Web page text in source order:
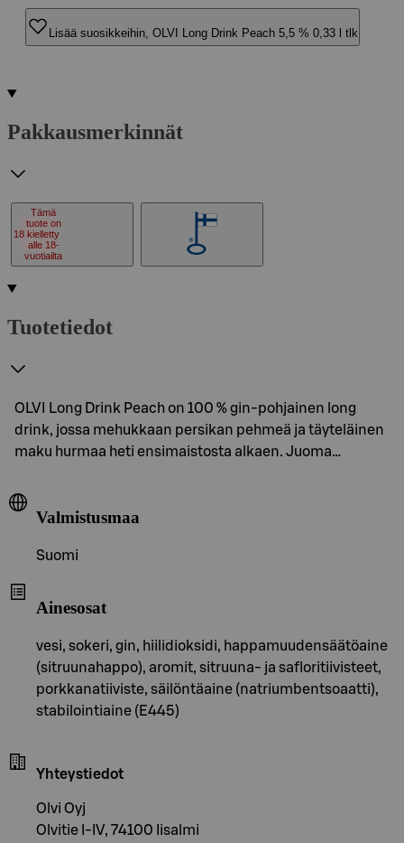
Lisää suosikkeihin, OLVI Long Drink Peach 5,5 % 0,33 l tlk
Pakkausmerkinnät
18
Tämä
tuote on
kielletty
alle 18-
vuotiailta
Tuotetiedot
OLVI Long Drink Peach on 100 % gin-pohjainen long
drink, jossa mehukkaan persikan pehmeä ja täyteläinen
maku hurmaa heti ensimaistosta alkaen. Juoma…
Valmistusmaa
Suomi
Ainesosat
vesi, sokeri, gin, hiilidioksidi, happamuudensäätöaine
(sitruunahappo), aromit, sitruuna- ja safloritiivisteet,
porkkanatiiviste, säilöntäaine (natriumbentsoaatti),
stabilointiaine (E445)
Yhteystiedot
Olvi Oyj
Olvitie I-IV, 74100 Iisalmi